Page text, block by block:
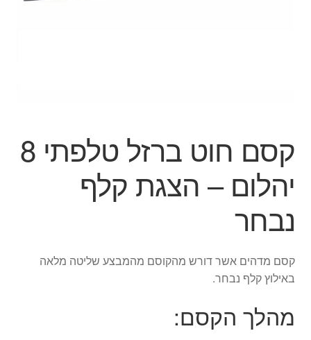
קסם חוט ברזל טלפתי 8
יהלום – הצגת קלף
נבחר
קסם מדהים אשר דורש מהקוסם מהמבצע שליטה מלאה
באילוץ קלף נבחר.
מהלך הקסם: